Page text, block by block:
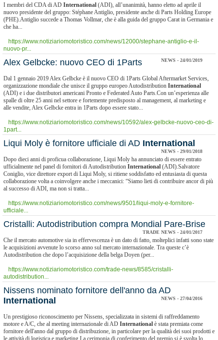
I membri del CDA di AD International (ADI), all’unanimità, hanno eletto ad aprile il
nuovo presidente del gruppo: Stéphane Antiglio, presidente anche di Parts Holding Europe
(PHE).Antiglio succede a Thomas Vollmar, che è alla guida del gruppo Carat in Germania e
che ha...
https://www.notiziariomotoristico.com/news/12000/stephane-antiglio-e-il-
nuovo-pr...
​Alex Gelbcke: nuovo CEO di 1Parts NEWS - 24/01/2019
Dal 1 gennaio 2019 Alex Gelbcke è il nuovo CEO di 1Parts Global Aftermarket Services,
organizzazione mondiale che unisce il gruppo europeo Autodistribution International
(ADI) e i due distributori americani Pronto e Federated Auto Parts.Con un’esperienza alle
spalle di oltre 25 anni nel settore e fortemente predisposto al management, al marketing e
alle vendite, Alex Gelbcke entra in 1Parts dopo essere stato...
https://www.notiziariomotoristico.com/news/10592/alex-gelbcke-nuovo-ceo-di-
1part...
Liqui Moly è fornitore ufficiale di AD International
NEWS - 29/01/2018
Dopo dieci anni di proficua collaborazione, Liqui Moly ha annunciato di essere entrato
ufficialmente nel panel di fornitori di Autodistribution International (ADI).Salvatore
Coniglio, vice direttore export di Liqui Moly, si ritiene soddisfatto ed entusiasta di questa
collaborazione volta a coinvolgere anche i meccanici: “Siamo lieti di contribuire ancor di più
al successo di ADI, ma non si tratta...
https://www.notiziariomotoristico.com/news/9501/liqui-moly-e-fornitore-
ufficiale...
Cristalli: Autodistribution compra Mondial Pare-Brise
TRADE NEWS - 24/01/2017
Che il mercato automotive sia in effervescenza è un dato di fatto, molteplici infatti sono state
le acquisizioni avvenute lo scorso anno sul mercato internazionale. Tra queste c’è
Autodistribution che dopo l’acquisizione della belga Doyen (per...
https://www.notiziariomotoristico.com/trade-news/8585/cristalli-
autodistribution...
Nissens nominato fornitore dell'anno da AD
International
NEWS - 27/04/2016
Un prestigioso riconoscimento per Nissens, specializzata in sistemi di raffreddamento
motore e A/C, che al meeting internazionale di AD International è stata premiata come
fornitore dell'anno dal gruppo di distribuzione, in particolare per la qualità dei suoi prodotti e
le attività di logistica e marketing.La cerimonia di conferimento del premio si è svolta lo